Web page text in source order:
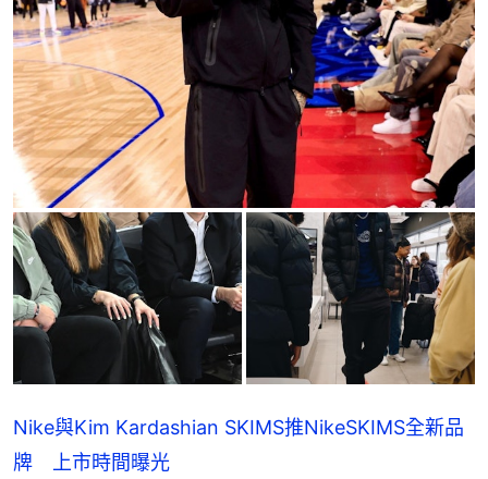
Nike與Kim Kardashian SKIMS推NikeSKIMS全新品
牌 上市時間曝光